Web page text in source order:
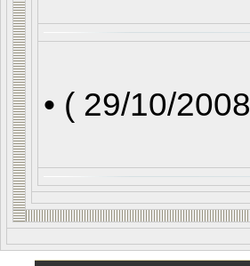
• ( 29/10/2008